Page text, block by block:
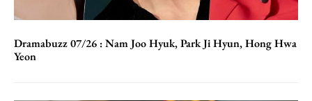
Dramabuzz 07/26 : Nam Joo Hyuk, Park Ji Hyun, Hong Hwa
Yeon